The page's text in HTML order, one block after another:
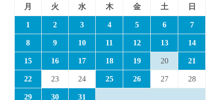
月
火 水 木 金 土 日
1 2 3 4 5 6 7
8 9 10 11 12 13 14
15 16 17 18 19 20 21
22 23 24 25 26 27 28
29 30 31